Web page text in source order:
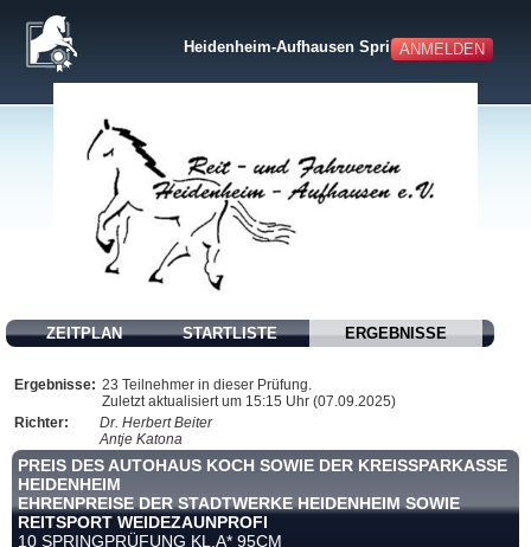
ANMELDEN
Heidenheim-Aufhausen Springen
ZEITPLAN STARTLISTE ERGEBNISSE
Ergebnisse: 23 Teilnehmer in dieser Prüfung.
Zuletzt aktualisiert um 15:15 Uhr (07.09.2025)
Richter:
Dr. Herbert Beiter
Antje Katona
PREIS DES AUTOHAUS KOCH SOWIE DER KREISSPARKASSE
HEIDENHEIM
EHRENPREISE DER STADTWERKE HEIDENHEIM SOWIE
REITSPORT WEIDEZAUNPROFI
10 SPRINGPRÜFUNG KL.A* 95CM